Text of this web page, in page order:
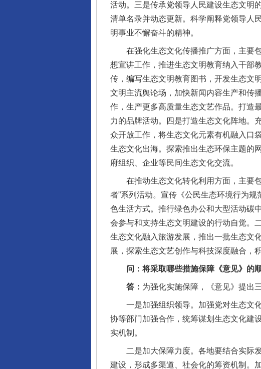
活动。三是传承党领导人民建设生态文明
清单名录并动态更新。科学阐释党领导人
明事业不懈奋斗的精神。
在强化生态文化传播推广方面，主要包
想宣讲工作，推进生态文明教育纳入干部
传，编写生态文明教育图书，开发生态文
文明主流舆论场，加快新闻内容生产和传
作，生产更多高质量生态文艺作品。打造
力的品牌活动。四是打造生态文化阵地。
众开放工作，将生态文化元素有机融入口
生态文化出海。探索推出生态环保主题的
府组织、企业等民间生态文化交流。
在推动生态文化转化利用方面，主要包
者”系列活动。宣传《公民生态环境行为
色生活方式。推行绿色办公和大型活动碳
会参与和支持生态文明建设的行动自觉。
生态文化融入旅游发展，推出一批生态文
展，探索生态文艺创作与科技深度融合，
问：将采取哪些措施保障《意见》的
答： 为强化实施保障，《意见》提出
一是加强组织领导。加强党对生态文化
协等部门加强合作，统筹谋划生态文化建
实机制。
二是加大保障力度。各地要结合实际发
建设，形成多渠道、社会化的筹资机制。